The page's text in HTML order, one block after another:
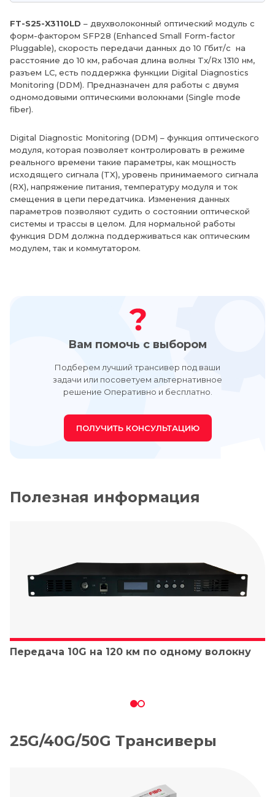
FT-S25-X3110LD – двухволоконный оптический модуль с
форм-фактором SFP28 (Enhanced Small Form-factor
Pluggable), скорость передачи данных до 10 Гбит/с на
расстояние до 10 км, рабочая длина волны Tx/Rx 1310 нм,
разъем LC, есть поддержка функции Digital Diagnostics
Monitoring (DDM). Предназначен для работы с двумя
одномодовыми оптическими волокнами (Single mode
fiber).
Digital Diagnostic Monitoring (DDM) – функция оптического
модуля, которая позволяет контролировать в режиме
реального времени такие параметры, как мощность
исходящего сигнала (TX), уровень принимаемого сигнала
(RX), напряжение питания, температуру модуля и ток
смещения в цепи передатчика. Изменения данных
параметров позволяют судить о состоянии оптической
системы и трассы в целом. Для нормальной работы
функция DDM должна поддерживаться как оптическим
модулем, так и коммутатором.
Вам помочь с выбором
Подберем лучший трансивер под ваши
задачи или посоветуем альтернативное
решение Оперативно и бесплатно.
ПОЛУЧИТЬ КОНСУЛЬТАЦИЮ
Полезная информация
Передача 10G на 120 км по одному волокну
25G/40G/50G Трансиверы